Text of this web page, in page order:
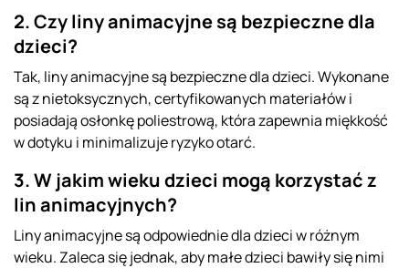
2. Czy liny animacyjne są bezpieczne dla
dzieci?
Tak, liny animacyjne są bezpieczne dla dzieci. Wykonane
są z nietoksycznych, certyfikowanych materiałów i
posiadają osłonkę poliestrową, która zapewnia miękkość
w dotyku i minimalizuje ryzyko otarć.
3. W jakim wieku dzieci mogą korzystać z
lin animacyjnych?
Liny animacyjne są odpowiednie dla dzieci w różnym
wieku. Zaleca się jednak, aby małe dzieci bawiły się nimi